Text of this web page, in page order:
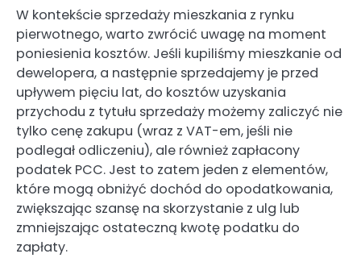
W kontekście sprzedaży mieszkania z rynku
pierwotnego, warto zwrócić uwagę na moment
poniesienia kosztów. Jeśli kupiliśmy mieszkanie od
dewelopera, a następnie sprzedajemy je przed
upływem pięciu lat, do kosztów uzyskania
przychodu z tytułu sprzedaży możemy zaliczyć nie
tylko cenę zakupu (wraz z VAT-em, jeśli nie
podlegał odliczeniu), ale również zapłacony
podatek PCC. Jest to zatem jeden z elementów,
które mogą obniżyć dochód do opodatkowania,
zwiększając szansę na skorzystanie z ulg lub
zmniejszając ostateczną kwotę podatku do
zapłaty.